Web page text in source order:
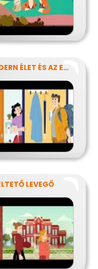
A MODERN ÉLET ÉS AZ ENERGIA
LEVEGŐ